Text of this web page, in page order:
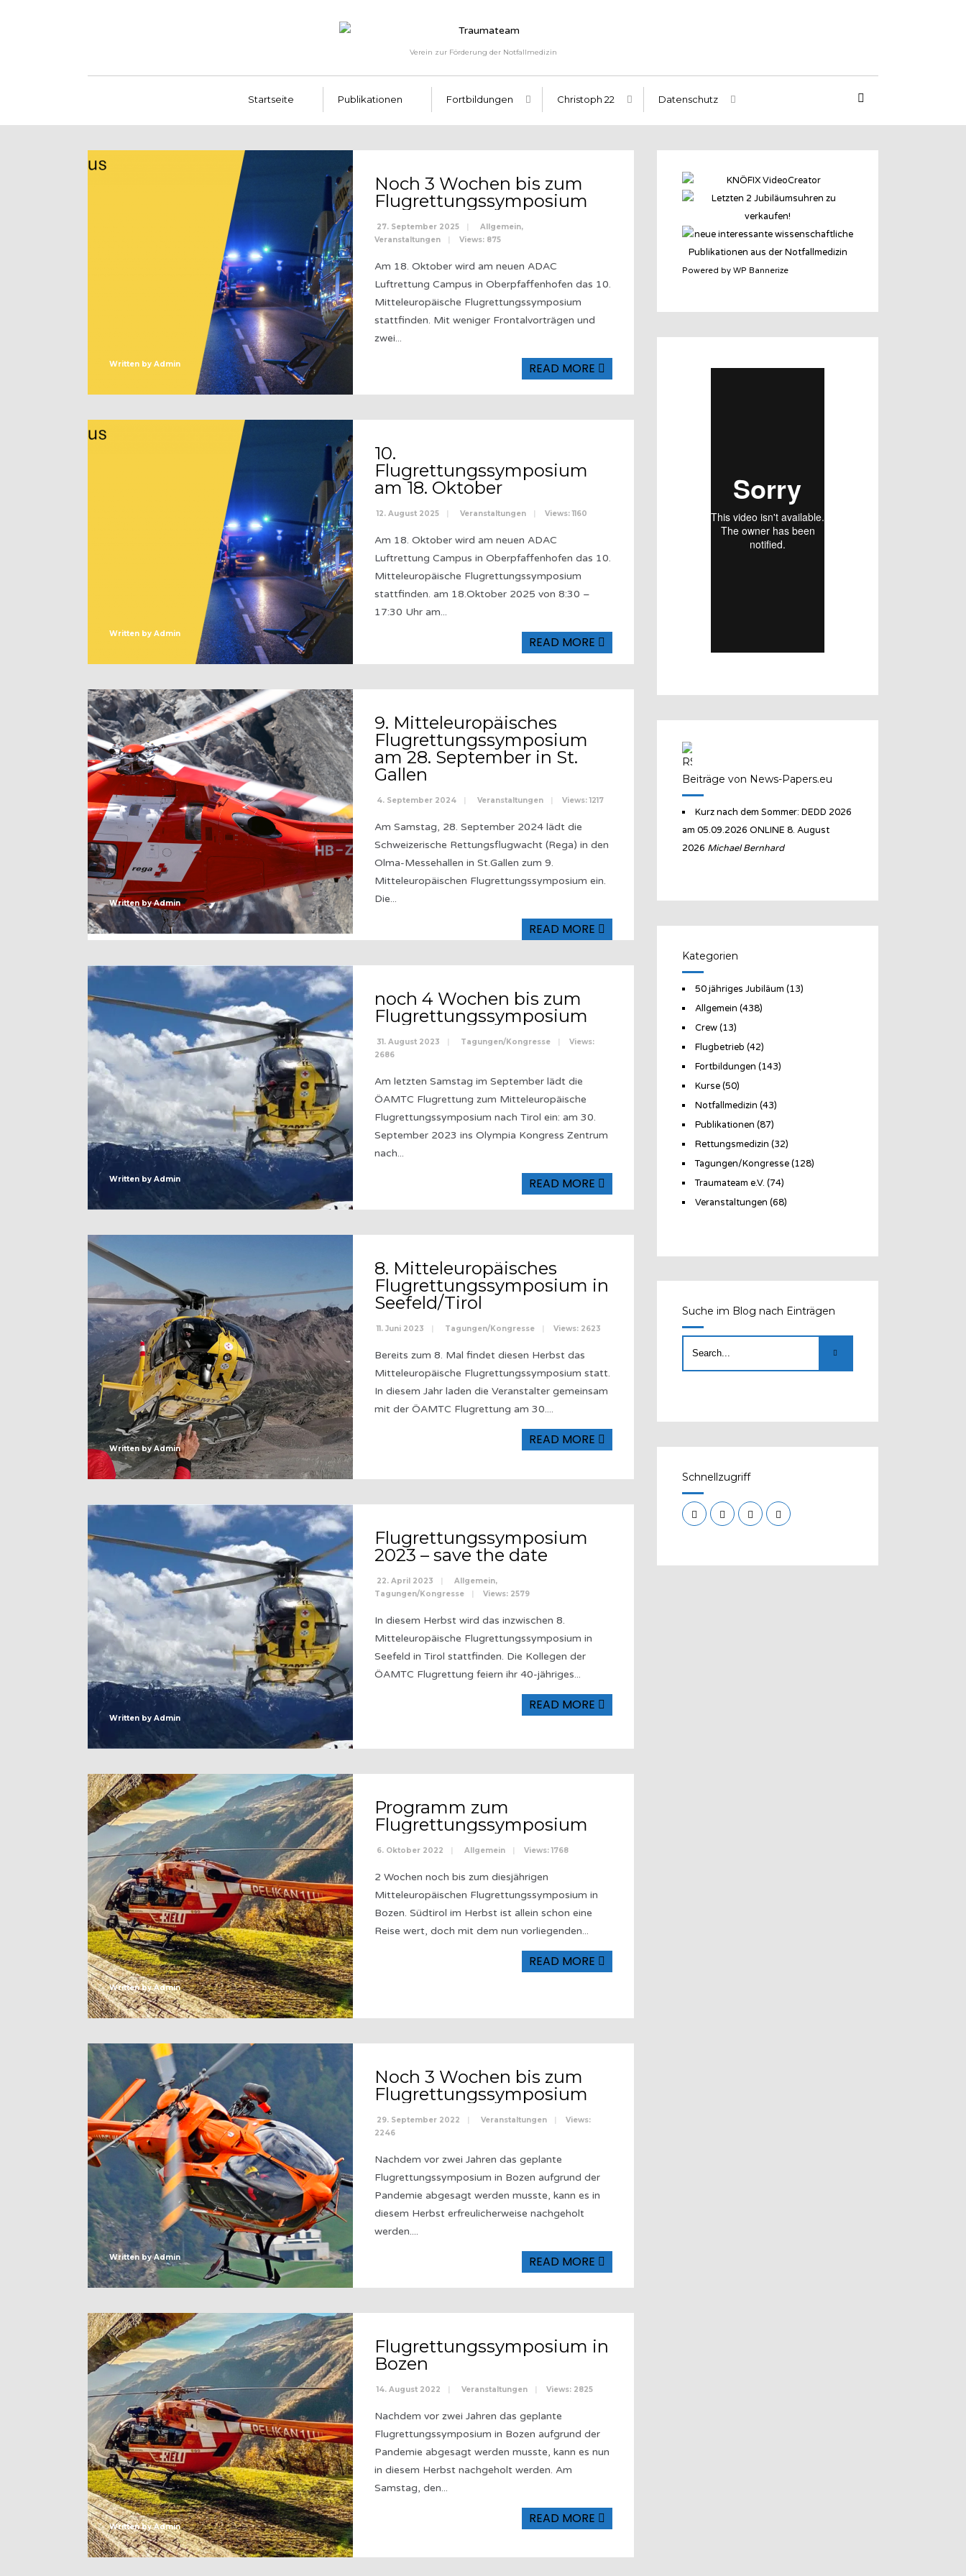
Verein zur Förderung der Notfallmedizin
Startseite Publikationen Fortbildungen Christoph 22 Datenschutz
Written by Admin
Noch 3 Wochen bis zum
Flugrettungssymposium
27. September 2025 | Allgemein,
Veranstaltungen
| Views: 875
Am 18. Oktober wird am neuen ADAC
Luftrettung Campus in Oberpfaffenhofen das 10.
Mitteleuropäische Flugrettungssymposium
stattfinden. Mit weniger Frontalvorträgen und
zwei...
READ MORE
Written by Admin
10.
Flugrettungssymposium
am 18. Oktober
12. August 2025 | Veranstaltungen | Views: 1160
Am 18. Oktober wird am neuen ADAC
Luftrettung Campus in Oberpfaffenhofen das 10.
Mitteleuropäische Flugrettungssymposium
stattfinden. am 18.Oktober 2025 von 8:30 –
17:30 Uhr am...
READ MORE
Written byAdmin
9. Mitteleuropäisches
Flugrettungssymposium
am 28. September in St.
Gallen
4. September 2024 | Veranstaltungen | Views: 1217
Am Samstag, 28. September 2024 lädt die
Schweizerische Rettungsflugwacht (Rega) in den
Olma-Messehallen in St.Gallen zum 9.
Mitteleuropäischen Flugrettungssymposium ein.
Die...
READ MORE
Written by Admin
noch 4 Wochen bis zum
Flugrettungssymposium
31. August 2023 | Tagungen/Kongresse |
Views:
2686
Am letzten Samstag im September lädt die
ÖAMTC Flugrettung zum Mitteleuropäische
Flugrettungssymposium nach Tirol ein: am 30.
September 2023 ins Olympia Kongress Zentrum
nach...
READ MORE
Written byAdmin
8. Mitteleuropäisches
Flugrettungssymposium in
Seefeld/Tirol
11. Juni 2023 | Tagungen/Kongresse | Views: 2623
Bereits zum 8. Mal findet diesen Herbst das
Mitteleuropäische Flugrettungssymposium statt.
In diesem Jahr laden die Veranstalter gemeinsam
mit der ÖAMTC Flugrettung am 30....
READ MORE
Written by Admin
Flugrettungssymposium
2023 – save the date
22. April 2023 | Allgemein,
Tagungen/Kongresse
| Views: 2579
In diesem Herbst wird das inzwischen 8.
Mitteleuropäische Flugrettungssymposium in
Seefeld in Tirol stattfinden. Die Kollegen der
ÖAMTC Flugrettung feiern ihr 40-jähriges...
READ MORE
Written byAdmin
Programm zum
Flugrettungssymposium
6. Oktober 2022 | Allgemein | Views: 1768
2 Wochen noch bis zum diesjährigen
Mitteleuropäischen Flugrettungssymposium in
Bozen. Südtirol im Herbst ist allein schon eine
Reise wert, doch mit dem nun vorliegenden...
READ MORE
Written byAdmin
Noch 3 Wochen bis zum
Flugrettungssymposium
29. September 2022 | Veranstaltungen |
Views:
2246
Nachdem vor zwei Jahren das geplante
Flugrettungssymposium in Bozen aufgrund der
Pandemie abgesagt werden musste, kann es in
diesem Herbst erfreulicherweise nachgeholt
werden....
READ MORE
Written byAdmin
Flugrettungssymposium in
Bozen
14. August 2022 | Veranstaltungen | Views: 2825
Nachdem vor zwei Jahren das geplante
Flugrettungssymposium in Bozen aufgrund der
Pandemie abgesagt werden musste, kann es nun
in diesem Herbst nachgeholt werden. Am
Samstag, den...
READ MORE
Powered by WP Bannerize
Beiträge von News-Papers.eu
Kurz nach dem Sommer: DEDD 2026
am 05.09.2026 ONLINE 8. August
2026 Michael Bernhard
Kategorien
50 jähriges Jubiläum (13)
Allgemein (438)
Crew(13)
Flugbetrieb (42)
Fortbildungen (143)
Kurse(50)
Notfallmedizin (43)
Publikationen (87)
Rettungsmedizin (32)
Tagungen/Kongresse(128)
Traumateam e.V. (74)
Veranstaltungen (68)
Suche im Blog nach Einträgen
Schnellzugriff